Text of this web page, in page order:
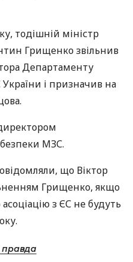
тодішній міністр
Грищенко звільнив
Департаменту
України і призначив на
МЗС.
що Віктор
Грищенко, якщо
з ЄС не будуть
правда